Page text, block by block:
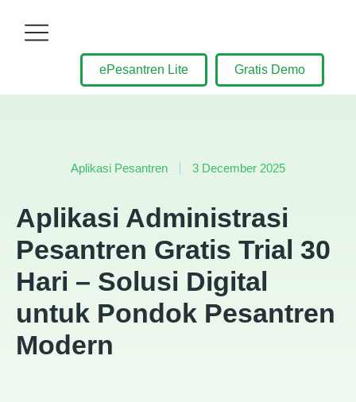
ePesantren Lite Gratis Demo
Aplikasi Pesantren 3 December 2025
Aplikasi Administrasi
Pesantren Gratis Trial 30
Hari – Solusi Digital
untuk Pondok Pesantren
Modern